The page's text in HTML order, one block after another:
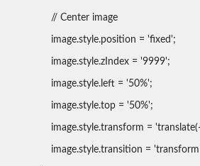
// Center image
image.style.position = 'fixed';
image.style.zIndex = '9999';
image.style.left = '50%';
image.style.top = '50%';
image.style.transform = 'translate(-
image.style.transition = 'transform